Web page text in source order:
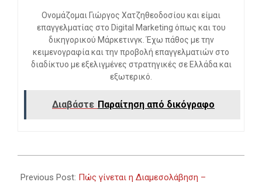
Ονομάζομαι Γιώργος Χατζηθεοδοσίου και είμαι
επαγγελματίας στο Digital Marketing όπως και του
δικηγορικού Μάρκετινγκ. Έχω πάθος με την
κειμενογραφία και την προβολή επαγγελματιών στο
διαδίκτυο με εξελιγμένες στρατηγικές σε Ελλάδα και
εξωτερικό.
Διαβάστε Παραίτηση από δικόγραφο
02-
Previous Post: Πώς γίνεται η Διαμεσολάβηση –